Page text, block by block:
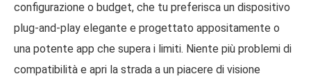
configurazione o budget, che tu preferisca un dispositivo
plug-and-play elegante e progettato appositamente o
una potente app che supera i limiti. Niente più problemi di
compatibilità e apri la strada a un piacere di visione